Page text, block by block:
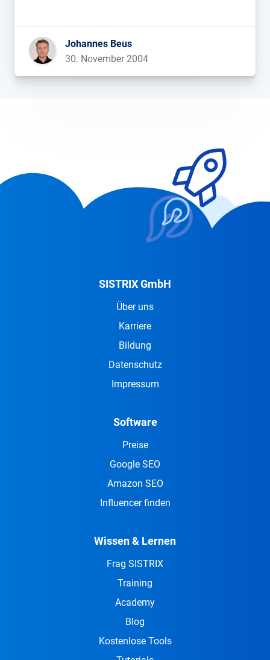
Johannes Beus
30. November 2004
SISTRIX GmbH
Über uns
Karriere
Bildung
Datenschutz
Impressum
Software
Preise
Google SEO
Amazon SEO
Influencer finden
Wissen & Lernen
Frag SISTRIX
Training
Academy
Blog
Kostenlose Tools